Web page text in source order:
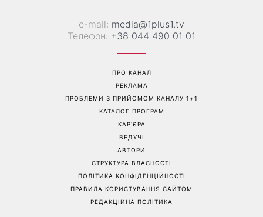
е-mail: media@1plus1.tv
Телефон: +38 044 490 01 01
ПРО КАНАЛ
РЕКЛАМА
ПРОБЛЕМИ З ПРИЙОМОМ КАНАЛУ 1+1
КАТАЛОГ ПРОГРАМ
КАР’ЄРА
ВЕДУЧІ
АВТОРИ
СТРУКТУРА ВЛАСНОСТІ
ПОЛІТИКА КОНФІДЕНЦІЙНОСТІ
ПРАВИЛА КОРИСТУВАННЯ САЙТОМ
РЕДАКЦІЙНА ПОЛІТИКА